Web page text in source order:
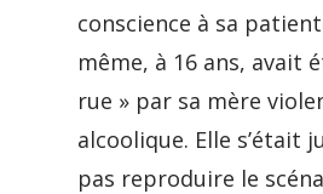
conscience à sa
même, à 16 ans, avait
rue » par sa mère
alcoolique. Elle s’était
pas reproduire le